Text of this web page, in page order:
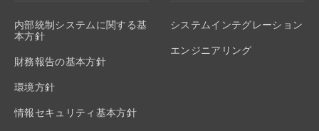
内部統制システムに関する基
本方針
財務報告の基本方針
環境方針
情報セキュリティ基本方針
システムインテグレーション
エンジニアリング